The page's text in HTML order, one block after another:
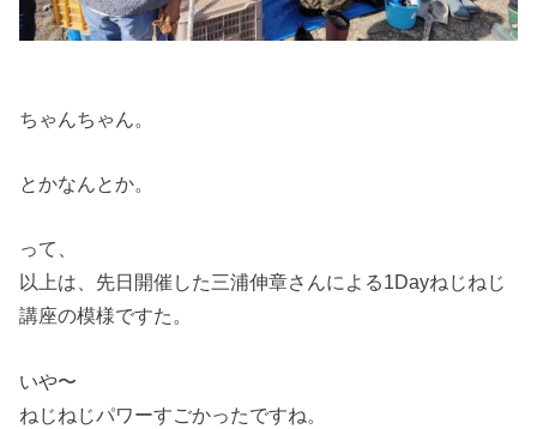
ちゃんちゃん。
とかなんとか。
って、
以上は、先日開催した三浦伸章さんによる1Dayねじねじ
講座の模様ですた。
いや〜
ねじねじパワーすごかったですね。